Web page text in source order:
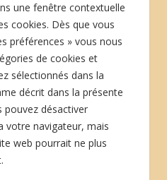
une fenêtre contextuelle
cookies. Dès que vous
préférences » vous nous
de cookies et
sélectionnés dans la
décrit dans la présente
pouvez désactiver
votre navigateur, mais
web pourrait ne plus